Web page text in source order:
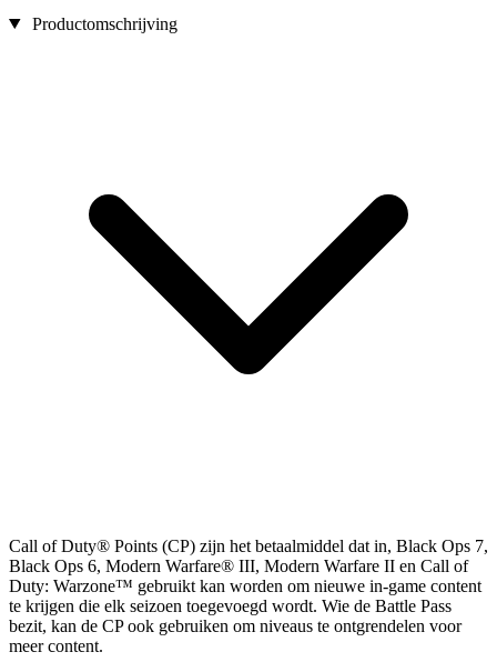
Productomschrijving
Call of Duty® Points (CP) zijn het betaalmiddel dat in, Black Ops 7,
Black Ops 6, Modern Warfare® III, Modern Warfare II en Call of
Duty: Warzone™ gebruikt kan worden om nieuwe in-game content
te krijgen die elk seizoen toegevoegd wordt. Wie de Battle Pass
bezit, kan de CP ook gebruiken om niveaus te ontgrendelen voor
meer content.